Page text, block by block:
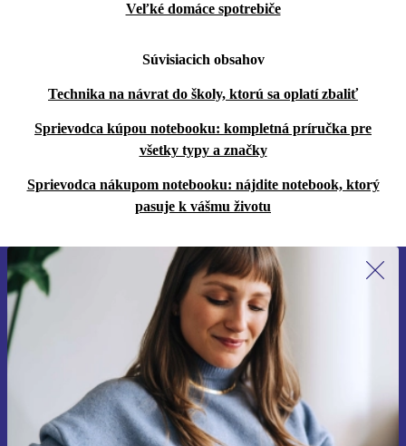
Veľké domáce spotrebiče
Súvisiacich obsahov
Technika na návrat do školy, ktorú sa oplatí zbaliť
Sprievodca kúpou notebooku: kompletná príručka pre
všetky typy a značky
Sprievodca nákupom notebooku: nájdite notebook, ktorý
pasuje k vášmu životu
Prihláste sa prvýkrát na newsletter!
Už nikdy nezmeškajte ponuku.
Zaregistrovať sa